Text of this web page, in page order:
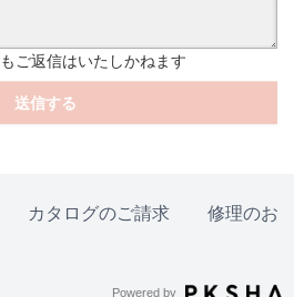
ご返信はいたしかねます
送信する
カタログのご請求
修理のお
Powered by